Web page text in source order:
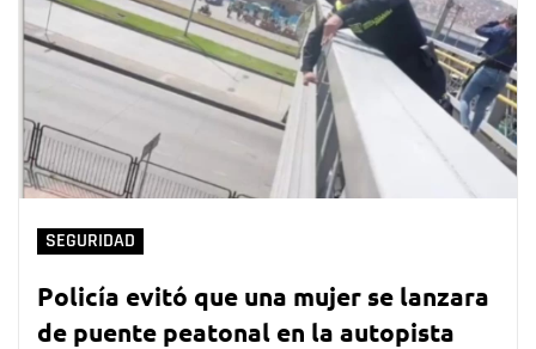
SEGURIDAD
Policía evitó que una mujer se lanzara
de puente peatonal en la autopista